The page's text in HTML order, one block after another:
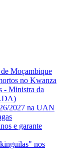
Moçambique
no Kwanza
- Ministra da
2027 na UAN
e garante
nos